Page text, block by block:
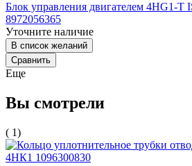
Блок управления двигателем 4HG1-T
8972056365
Уточните наличие
В список желаний
Сравнить
Еще
Вы смотрели
( 1)